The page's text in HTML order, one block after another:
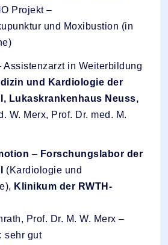
Projekt –
und Moxibustion (in
Assistenzarzt in Weiterbildung
und Kardiologie der
Lukaskrankenhaus Neuss,
W. Merx, Prof. Dr. med. M.
– Forschungslabor der
(Kardiologie und
Klinikum der RWTH-
Prof. Dr. M. W. Merx –
sehr gut